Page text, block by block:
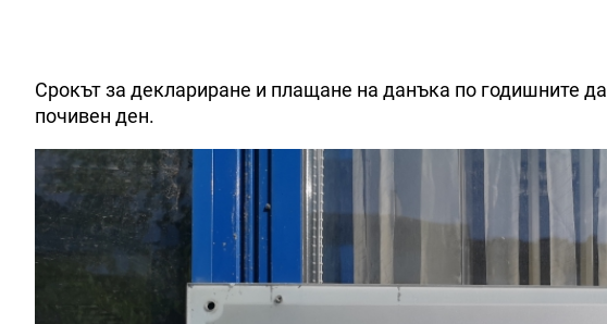
Срокът за деклариране и плащане на данъка по годишните
почивен ден.